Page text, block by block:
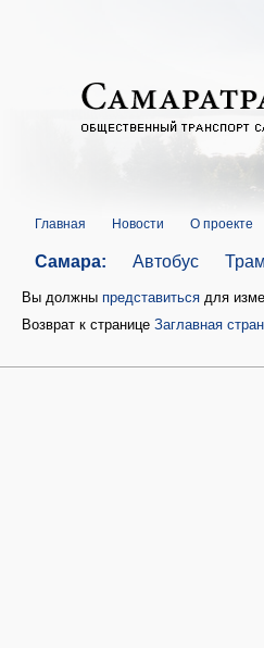
Главная Новости О проекте
Самара: Автобус
Вы должны представиться для
Возврат к странице Заглавная